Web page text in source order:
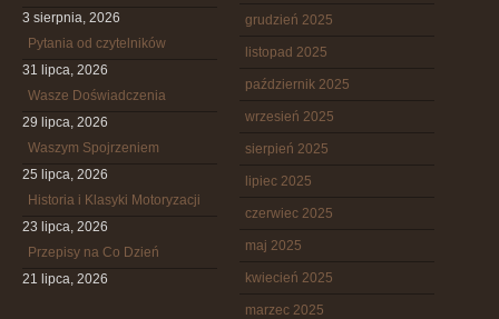
3 sierpnia, 2026
Pytania od czytelników
31 lipca, 2026
Wasze Doświadczenia
29 lipca, 2026
Waszym Spojrzeniem
25 lipca, 2026
Historia i Klasyki Motoryzacji
23 lipca, 2026
Przepisy na Co Dzień
21 lipca, 2026
grudzień 2025
listopad 2025
październik 2025
wrzesień 2025
sierpień 2025
lipiec 2025
czerwiec 2025
maj 2025
kwiecień 2025
marzec 2025